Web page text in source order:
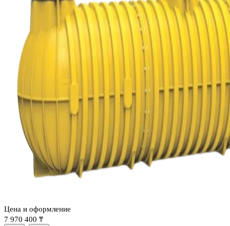
Цена и оформление
7 970 400 ₸